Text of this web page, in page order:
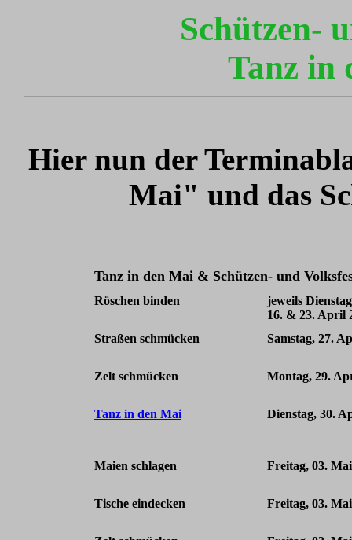
Schützen-
Tanz in
Hier nun der
Mai" und das
Tanz in den Mai & Schützen- und
Röschen binden
jeweils Dienstag
16. & 23. April
Straßen schmücken
Samstag, 27.
Zelt schmücken Montag, 29.
Tanz in den Mai Dienstag, 30.
Maien schlagen Freitag, 03.
Tische eindecken Freitag, 03.